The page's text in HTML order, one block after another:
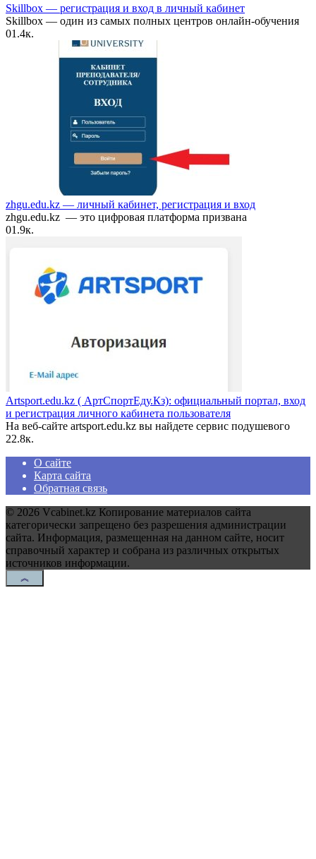
Skillbox — регистрация и вход в личный кабинет
Skillbox — один из самых полных центров онлайн-обучения
01.4к.
zhgu.edu.kz — личный кабинет, регистрация и вход
zhgu.edu.kz — это цифровая платформа призвана
01.9к.
Artsport.edu.kz ( АртСпортЕду.Кз): официальный портал, вход
и регистрация личного кабинета пользователя
На веб-сайте artsport.edu.kz вы найдете сервис подушевого
22.8к.
О сайте
Карта сайта
Обратная связь
© 2026 Vcabinet.kz Копирование материалов сайта
категорически запрещено без разрешения администрации
сайта. Информация, размещенная на данном сайте, носит
справочный характер и собрана из различных открытых
источников информации.